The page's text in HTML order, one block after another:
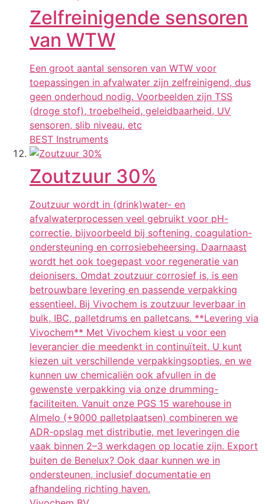
Zelfreinigende sensoren
van WTW
Een groot aantal sensoren van WTW voor
toepassingen in afvalwater zijn zelfreinigend, dus
geen onderhoud nodig. Voorbeelden zijn TSS
(droge stof), troebelheid, geleidbaarheid, UV
sensoren, slib niveau, etc
BEST Instruments
Zoutzuur 30%
Zoutzuur wordt in (drink)water- en
afvalwaterprocessen veel gebruikt voor pH-
correctie, bijvoorbeeld bij softening, coagulation-
ondersteuning en corrosiebeheersing. Daarnaast
wordt het ook toegepast voor regeneratie van
deionisers. Omdat zoutzuur corrosief is, is een
betrouwbare levering en passende verpakking
essentieel. Bij Vivochem is zoutzuur leverbaar in
bulk, IBC, palletdrums en palletcans. **Levering via
Vivochem** Met Vivochem kiest u voor een
leverancier die meedenkt in continuïteit. U kunt
kiezen uit verschillende verpakkingsopties, en we
kunnen uw chemicaliën ook afvullen in de
gewenste verpakking via onze drumming-
faciliteiten. Vanuit onze PGS 15 warehouse in
Almelo (+9000 palletplaatsen) combineren we
ADR-opslag met distributie, met leveringen die
vaak binnen 2–3 werkdagen op locatie zijn. Export
buiten de Benelux? Ook daar kunnen we in
ondersteunen, inclusief documentatie en
afhandeling richting haven.